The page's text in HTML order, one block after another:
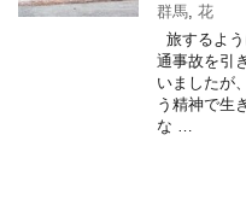
群馬 花
旅するよ
通事故を引
いましたが
う精神で生
な …